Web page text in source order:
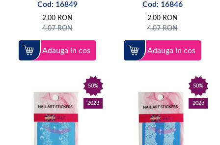
Cod: 16849
2,00 RON
4,07RON
Adauga in cos
Cod: 16846
2,00 RON
4,07RON
Adauga in cos
50%
2023
50%
2023